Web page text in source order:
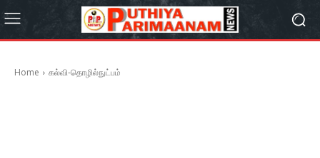
Home கல்வி-தொழில்நுட்பம்